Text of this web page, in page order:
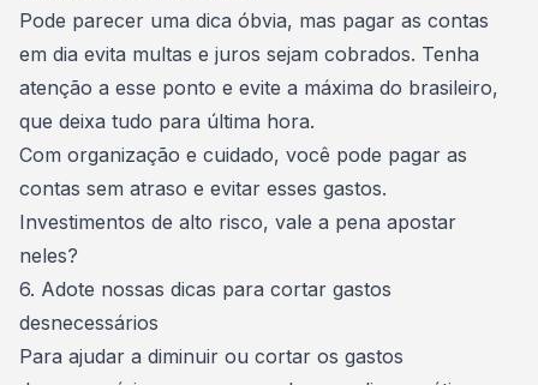
Pode parecer uma dica óbvia, mas pagar as contas
em dia evita multas e juros sejam cobrados. Tenha
atenção a esse ponto e evite a máxima do brasileiro,
que deixa tudo para última hora.
Com organização e cuidado, você pode pagar as
contas sem atraso e evitar esses gastos.
Investimentos de alto risco, vale a pena apostar
neles?
6. Adote nossas dicas para cortar gastos
desnecessários
Para ajudar a diminuir ou cortar os gastos